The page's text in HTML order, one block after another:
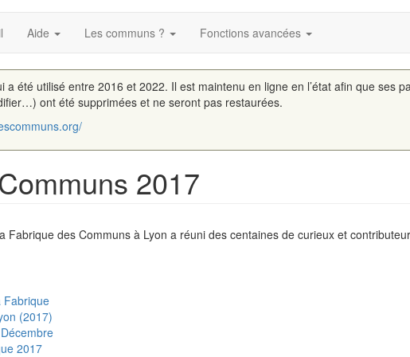
Aide Les communs ? Fonctions avancées
a été utilisé entre 2016 et 2022. Il est maintenu en ligne en l’état afin que ses
ont été supprimées et ne seront pas restaurées.
2017
Fabrique des Communs à Lyon a réuni des centaines de curieux et
Fabrique
(2017)
2017